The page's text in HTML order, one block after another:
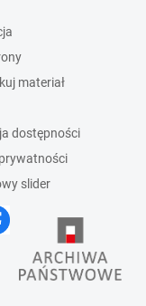
materiał
dostępności
slider